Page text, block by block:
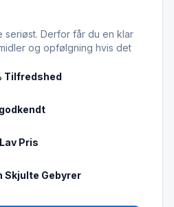
seriøst. Derfor får du en klar
og opfølgning hvis det
Tilfredshed
Pris
Skjulte Gebyrer